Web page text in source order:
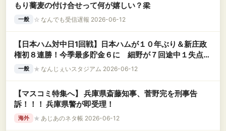
もり蕎麦の付け合せって何が嬉しい？梁
一般 ☆ なんでも受信遅報 2026-06-12
【日本ハム対中日1回戦】日本ハムが１０年ぶり＆新庄政
権初８連勝！今季最多貯金６に 細野が７回途中１失点で
２勝目、圧巻１１Ｋ
一般 ★ なんじぇいスタジアム 2026-06-12
【マスコミ特集へ】 兵庫県斎藤知事、菅野完を刑事告
訴！！！ 兵庫県警が即受理！
海外 ★ あじあのネタ帳 2026-06-12